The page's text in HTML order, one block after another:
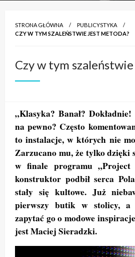
STRONA GŁÓWNA
PUBLICYSTYKA
CZY W TYM SZALEŃSTWIE JEST METODA?
Czy w tym
„Klasyka? Banał?
na pewno? Często
to instalacje, w których nie
Zarzucano mu, że tylko dzięki
w finale programu „Project
konstruktor podbiłserca
stały się kultowe. Już
pierwszy butik w stolicy, a
zapytać go o modowe
jest Maciej Sieradzki.